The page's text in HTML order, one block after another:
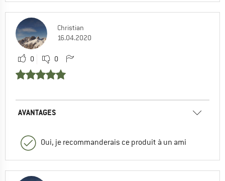
Christian
16.04.2020
0 0
AVANTAGES
Oui, je recommanderais ce produit à un ami